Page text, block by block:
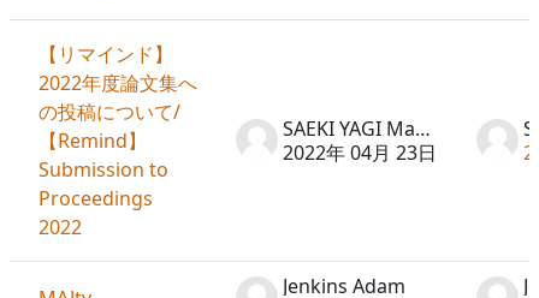
【リマインド】
2022年度論文集へ
の投稿について/
【Remind】
Submission to
Proceedings
2022
SAEKI YAGI Machiko
2022年 04月 23日
Jenkins Adam